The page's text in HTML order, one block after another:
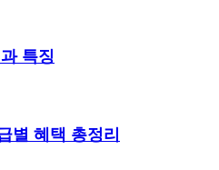
특징
별 혜택 총정리